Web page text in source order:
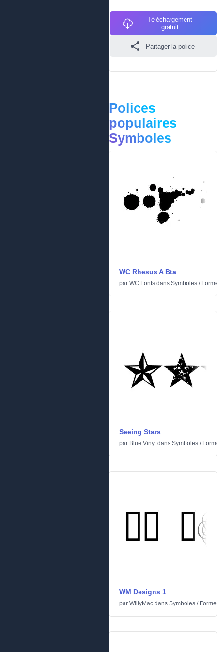
Téléchargement
gratuit
Partager la police
Polices
populaires
Symboles
WC Rhesus A Bta
par WC Fonts dans Symboles /
Seeing Stars
par Blue Vinyl dans Symboles /
WM Designs 1
par WillyMac dans Symboles /